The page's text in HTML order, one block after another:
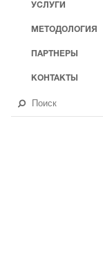
УСЛУГИ
МЕТОДОЛОГИЯ
ПАРТНЕРЫ
КОНТАКТЫ